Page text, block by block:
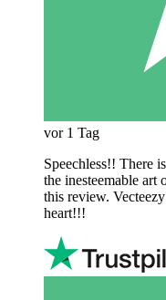
vor 1 Tag
Speechless!! There
the inesteemable art
this review.
heart!!!